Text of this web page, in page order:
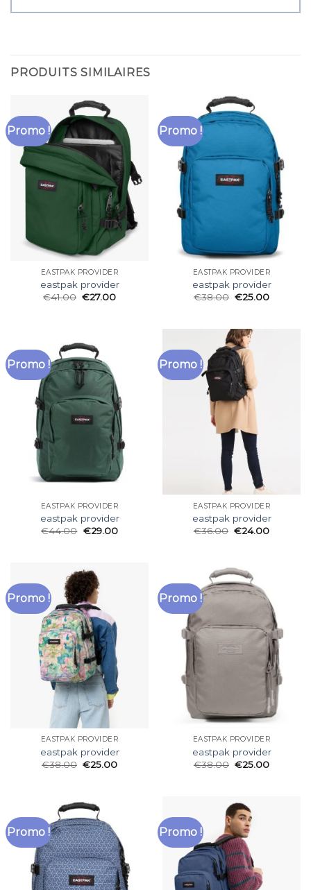
PRODUITS SIMILAIRES
Promo !
EASTPAK PROVIDER
eastpak provider
€41.00 €27.00
Promo !
EASTPAK PROVIDER
eastpak provider
€38.00 €25.00
Promo !
EASTPAK PROVIDER
eastpak provider
€44.00 €29.00
Promo !
EASTPAK PROVIDER
eastpak provider
€36.00 €24.00
Promo !
EASTPAK PROVIDER
eastpak provider
€38.00 €25.00
Promo !
EASTPAK PROVIDER
eastpak provider
€38.00 €25.00
Promo ! Promo !